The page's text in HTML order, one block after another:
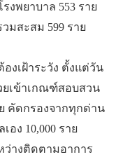
ยาบาล 553 ราย
มสะสม 599 ราย
เฝ้าระวัง ตั้งแต่วัน
ยเข้าเกณฑ์สอบสวน
คัดกรองจากทุกด่าน
อง 10,000 ราย
างติดตามอาการ